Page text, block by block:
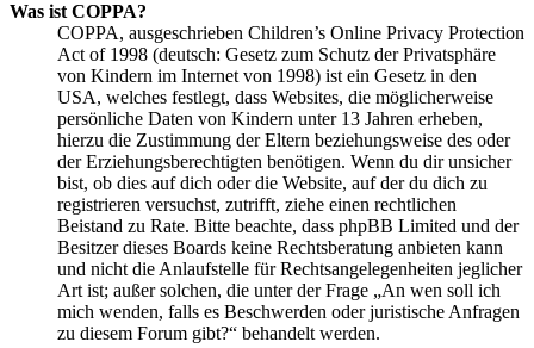
Was ist COPPA?
COPPA, ausgeschrieben Children’s Online Privacy Protection
Act of 1998 (deutsch: Gesetz zum Schutz der Privatsphäre
von Kindern im Internet von 1998) ist ein Gesetz in den
USA, welches festlegt, dass Websites, die möglicherweise
persönliche Daten von Kindern unter 13 Jahren erheben,
hierzu die Zustimmung der Eltern beziehungsweise des oder
der Erziehungsberechtigten benötigen. Wenn du dir unsicher
bist, ob dies auf dich oder die Website, auf der du dich zu
registrieren versuchst, zutrifft, ziehe einen rechtlichen
Beistand zu Rate. Bitte beachte, dass phpBB Limited und der
Besitzer dieses Boards keine Rechtsberatung anbieten kann
und nicht die Anlaufstelle für Rechtsangelegenheiten jeglicher
Art ist; außer solchen, die unter der Frage „An wen soll ich
mich wenden, falls es Beschwerden oder juristische Anfragen
zu diesem Forum gibt?“ behandelt werden.